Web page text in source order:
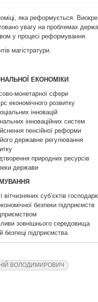
яка реформується.
увагу на проблемах
у процесі реформування.
магістратури.
ЕКОНОМІКИ
монетарної сфери
економічного розвитку
інновацій
інноваційних систем
пенсійної реформи
державне регулювання
природних ресурсів
держави
вітчизняних суб’єктів
безпеки підприємств
зовнішнього середовища
безпеці підприємства
ВОЛОДИМИРОВИЧ